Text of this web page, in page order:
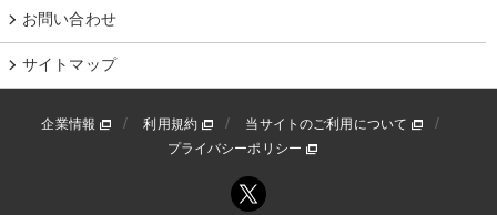
お問い合わせ
サイトマップ
企業情報 利用規約
当サイトのご利用について
プライバシーポリシー